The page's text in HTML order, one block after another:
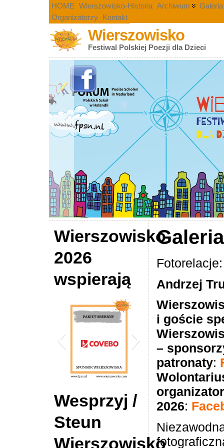
HOME Wierszowisko-Historia Archiwum
Galeria
Organizatorzy Kontakt
Wierszowisko
Festiwal Polskiej Poezji dla Dzieci
Wierszowisko
2026
wspierają
2026 Wierszowisko
Sponsor COVEBO
DE Hypotheek Shop
Tilburg
Wesprzyj /
Steun
Wierszowisko
Fotorelacje:
Andrzej
i goście
–
patronaty:
2026: